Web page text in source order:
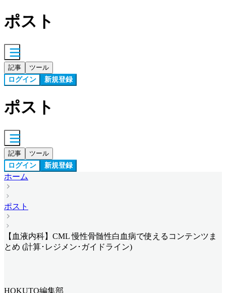
ポスト
記事 ツール
ログイン 新規登録
ポスト
記事 ツール
ログイン 新規登録
ホーム
ポスト
【血液内科】CML 慢性骨髄性白血病で使えるコンテンツま
とめ (計算･レジメン･ガイドライン)
HOKUTO編集部